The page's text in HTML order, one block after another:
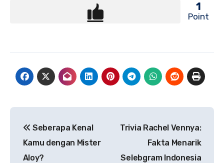
1
Point
pos
Seberapa Kenal
Kamu dengan Mister
Aloy?
Trivia Rachel Vennya:
Fakta Menarik
Selebgram Indonesia